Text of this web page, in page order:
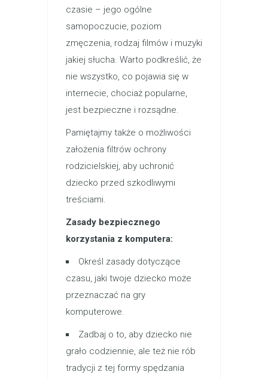
czasie – jego ogólne
samopoczucie, poziom
zmęczenia, rodzaj filmów i muzyki
jakiej słucha. Warto podkreślić, że
nie wszystko, co pojawia się w
internecie, chociaż popularne,
jest bezpieczne i rozsądne.
Pamiętajmy także o możliwości
założenia filtrów ochrony
rodzicielskiej, aby uchronić
dziecko przed szkodliwymi
treściami.
Zasady bezpiecznego
korzystania z komputera:
Określ zasady dotyczące
czasu, jaki twoje dziecko może
przeznaczać na gry
komputerowe.
Zadbaj o to, aby dziecko nie
grało codziennie, ale też nie rób
tradycji z tej formy spędzania